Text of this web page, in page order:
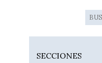
SECCIONES